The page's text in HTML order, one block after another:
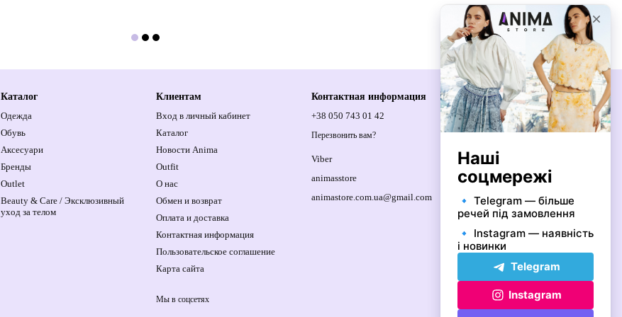
Каталог
Одежда
Обувь
Аксесуари
Бренды
Outlet
Beauty & Care / Эксклюзивный
уход за телом
Клиентам
Вход в личный кабинет
Каталог
Новости Anima
Outfit
О нас
Обмен и возврат
Оплата и доставка
Контактная информация
Пользовательское соглашение
Карта сайта
Мы в соцсетях
Контактная информация
+38 050 743 01 42
Перезвонить вам?
Viber
animasstore
animastore.com.ua@gmail.com
Спортивна площа, 1, м.Київ, 01021,
Україна